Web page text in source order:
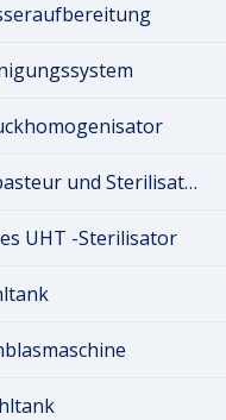
Plattenpasteur und Sterilisator
UHT -Sterilisator